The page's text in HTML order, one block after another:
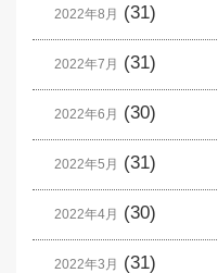
2022年8月 (31)
2022年7月 (31)
2022年6月 (30)
2022年5月 (31)
2022年4月 (30)
2022年3月 (31)